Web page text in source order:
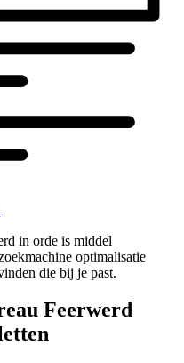
in orde is middel
optimalisatie
die bij je past.
Feerwerd